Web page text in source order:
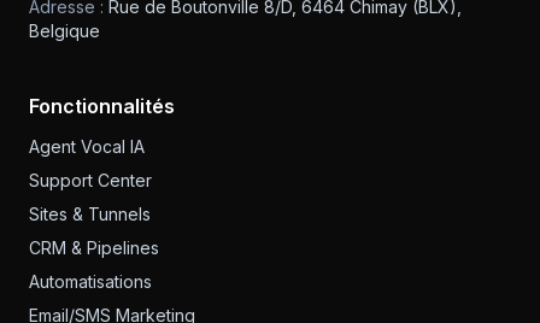
Adresse : Rue de Boutonville 8/D, 6464 Chimay (BLX),
Belgique
Fonctionnalités
Agent Vocal IA
Support Center
Sites & Tunnels
CRM & Pipelines
Automatisations
Email/SMS Marketing